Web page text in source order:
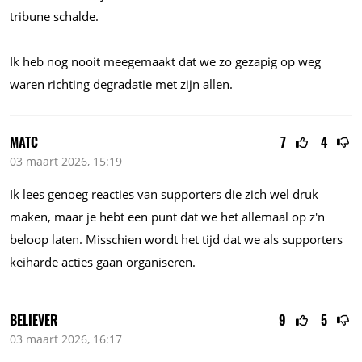
tribune schalde.
Ik heb nog nooit meegemaakt dat we zo gezapig op weg
waren richting degradatie met zijn allen.
7 4
MATC
03 maart 2026, 15:19
Ik lees genoeg reacties van supporters die zich wel druk
maken, maar je hebt een punt dat we het allemaal op z'n
beloop laten. Misschien wordt het tijd dat we als supporters
keiharde acties gaan organiseren.
9 5
BELIEVER
03 maart 2026, 16:17